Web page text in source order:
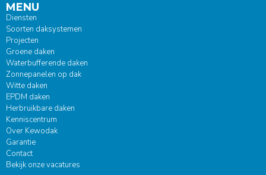
MENU
Diensten
Soorten daksystemen
Projecten
Groene daken
Waterbufferende daken
Zonnepanelen op dak
Witte daken
EPDM daken
Herbruikbare daken
Kenniscentrum
Over Kewodak
Garantie
Contact
Bekijk onze vacatures